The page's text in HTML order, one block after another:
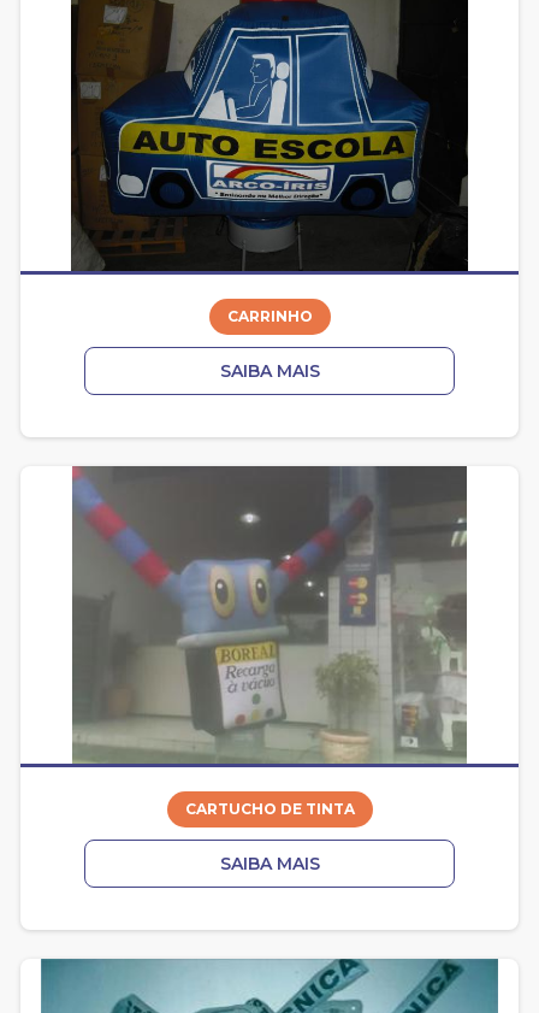
CARRINHO
SAIBA MAIS
CARTUCHO DE TINTA
SAIBA MAIS